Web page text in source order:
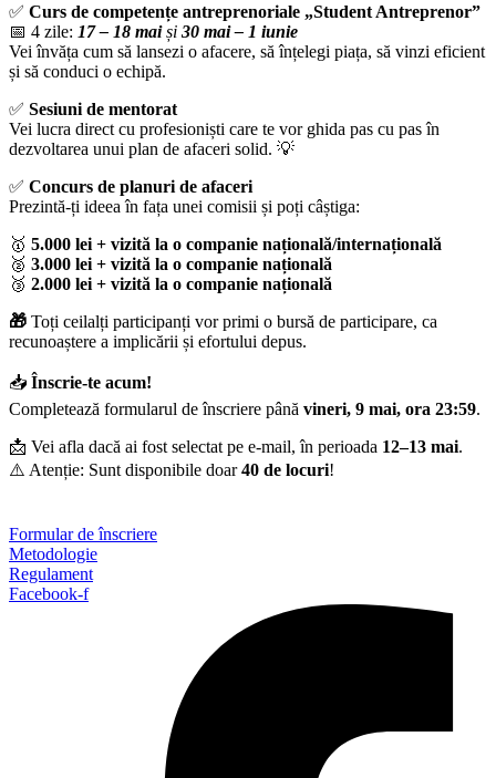
✅ Curs de competențe antreprenoriale „Student Antreprenor”
📅 4 zile: 17 – 18 maiși 30 mai – 1 iunie
Vei învăța cum să lansezi o afacere, să înțelegi piața, să vinzi eficient
și să conduci o echipă.
✅ Sesiuni de mentorat
Vei lucra direct cu profesioniști care te vor ghida pas cu pas în
dezvoltarea unui plan de afaceri solid. 💡
✅ Concurs de planuri de afaceri
Prezintă-ți ideea în fața unei comisii și poți câștiga:
🥇 5.000 lei + vizită la o companie națională/internațională
🥈 3.000 lei + vizită la o companie națională
🥉 2.000 lei + vizită la o companie națională
🎁 Toți ceilalți participanți vor primi o bursă de participare, ca
recunoaștere a implicării și efortului depus.
📥 Înscrie-te acum!
Completează formularul de înscriere până vineri, 9 mai, ora 23:59.
📩 Vei afla dacă ai fost selectat pe e-mail, în perioada 12–13 mai.
⚠️ Atenție: Sunt disponibile doar40 de locuri!
Formular de înscriere
Metodologie
Regulament
Facebook-f